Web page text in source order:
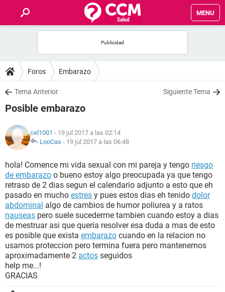
MENU
FOROS
SALUD
NUTRICIÓN
BIENESTAR
SEXUALIDAD
GLOSARIO
Foros Embarazo
Tema Anterior Siguiente Tema
Posible embarazo
cel1001 - 19 jul 2017 a las 02:14
LooCas - 19 jul 2017 a las 06:48
hola! Comence mi vida sexual con mi pareja y tengo riesgo
de embarazo o bueno estoy algo preocupada ya que tengo
retraso de 2 dias segun el calendario adjunto a esto que eh
pasado en mucho estres y pues estos dias eh tenido dolor
abdominal algo de cambios de humor poliurea y a ratos
nauseas pero suele sucederme tambien cuando estoy a dias
de mestruar asi que queria resolver esa duda a mas de esto
es posible que exista embarazo cuando en la relacion no
usamos proteccion pero termina fuera pero mantenemos
aproximadamente 2 actos seguidos
help me...!
GRACIAS